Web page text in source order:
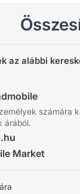
az alábbi
számára
árából.
Market